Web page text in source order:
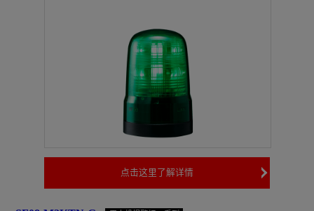
点击这里了解详情